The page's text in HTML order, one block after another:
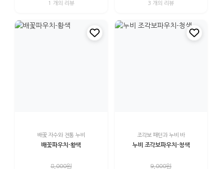
1 개의 리뷰 3 개의 리뷰
배꽃 자수와 전통 누비
배꽃파우치-황색
8,000원
조각보 패턴과 누비 바
누비 조각보파우치-청색
9,000원